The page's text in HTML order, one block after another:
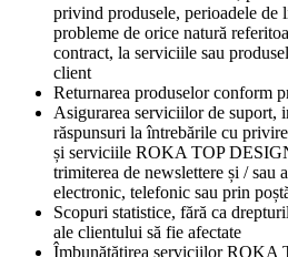
privind produsele, perioadele de
probleme de orice natură
contract, la serviciile sau
client
Returnarea produselor conform
Asigurarea serviciilor de suport,
răspunsuri la întrebările cu
și serviciile ROKA TOP
trimiterea de newslettere și / sau
electronic, telefonic sau prin
Scopuri statistice, fără ca
ale clientului să fie afectate
Îmbunătățirea serviciilor ROKA